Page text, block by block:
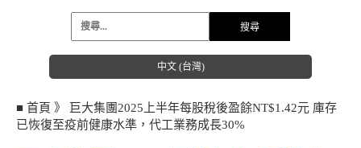
中文 (台灣)
■ 首頁 》
巨大集團2025上半年每股稅後盈餘NT$1.42元 庫存
已恢復至疫前健康水準，代工業務成長30%